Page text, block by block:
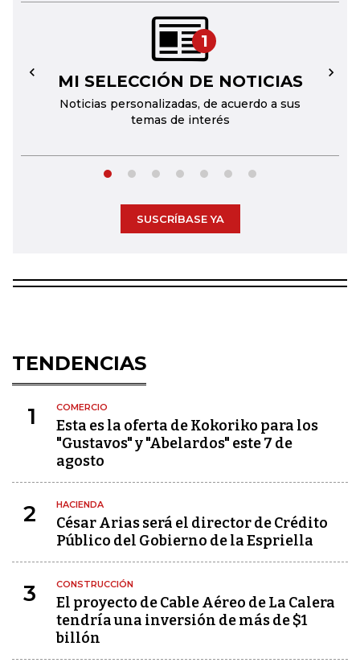
1
MI SELECCIÓN DE NOTICIAS
Noticias personalizadas, de acuerdo a sus
temas de interés
← →
SUSCRÍBASE YA
TENDENCIAS
1 COMERCIO
Esta es la oferta de Kokoriko para los
"Gustavos" y "Abelardos" este 7 de
agosto
2 HACIENDA
César Arias será el director de Crédito
Público del Gobierno de la Espriella
3 CONSTRUCCIÓN
El proyecto de Cable Aéreo de La Calera
tendría una inversión de más de $1
billón